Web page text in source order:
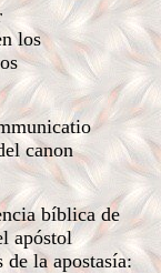
los
canon
bíblica de
apóstol
la apostasía: